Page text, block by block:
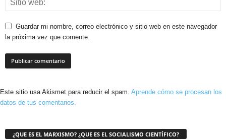
Guardar mi nombre, correo electrónico y sitio web en este navegador
la próxima vez que comente.
Este sitio usa Akismet para reducir el spam. Aprende cómo se procesan los
datos de tus comentarios.
¿QUE ES EL MARXISMO? ¿QUE ES EL SOCIALISMO CIENTÍFICO?